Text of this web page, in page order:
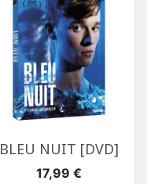
BLEU NUIT [DVD]
Prix
17,99 €